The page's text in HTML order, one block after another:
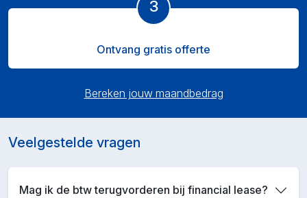
3
Ontvang gratis offerte
Bereken jouw maandbedrag
Veelgestelde vragen
Mag ik de btw terugvorderen bij financial lease?